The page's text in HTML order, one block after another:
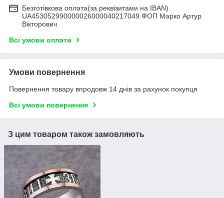
Безготівкова оплата(за реквізитами на IBAN)
UA453052990000026000040217049 ФОП Марко Артур
Вікторович
Всі умови оплати
Умови повернення
Повернення товару впродовж 14 днів за рахунок покупця
Всі умови повернення
З цим товаром також замовляють